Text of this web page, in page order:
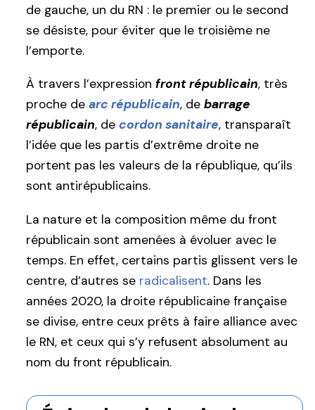
de gauche, un du RN : le premier ou le second
se désiste, pour éviter que le troisième ne
l’emporte.
À travers l’expression front républicain, très
proche de arc républicain, de barrage
républicain, de cordon sanitaire, transparaît
l’idée que les partis d’extrême droite ne
portent pas les valeurs de la république, qu’ils
sont antirépublicains.
La nature et la composition même du front
républicain sont amenées à évoluer avec le
temps. En effet, certains partis glissent vers le
centre, d’autres se radicalisent. Dans les
années 2020, la droite républicaine française
se divise, entre ceux prêts à faire alliance avec
le RN, et ceux qui s’y refusent absolument au
nom du front républicain.